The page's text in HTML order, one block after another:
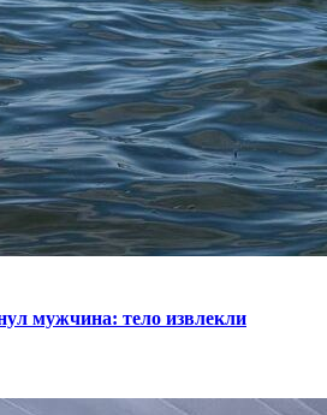
мужчина: тело извлекли